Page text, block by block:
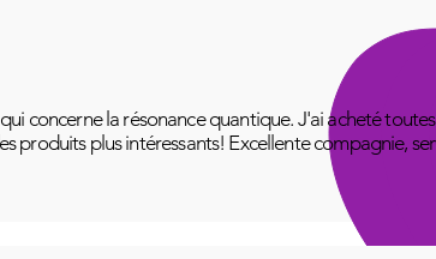
concerne la résonance quantique. J'ai acheté
produits plus intéressants! Excellente compagnie,